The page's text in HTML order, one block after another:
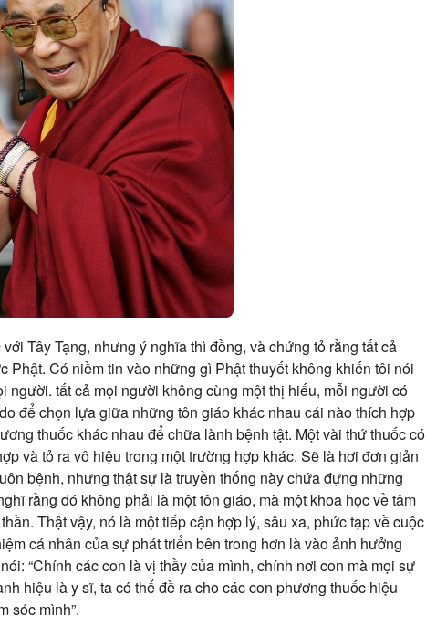
Tây Tạng, nhưng ý nghĩa thì đồng, và chứng tỏ rằng tất cả
Phật. Có niềm tin vào những gì Phật thuyết không khiến tôi nói
người. tất cả mọi người không cùng một thị hiếu, mỗi người có
để chọn lựa giữa những tôn giáo khác nhau cái nào thích hợp
thuốc khác nhau để chữa lành bệnh tật. Một vài thứ thuốc có
và tỏ ra vô hiệu trong một trường hợp khác. Sẽ là hơi đơn giản
bệnh, nhưng thật sự là truyền thống này chứa đựng những
rằng đó không phải là một tôn giáo, mà một khoa học về tâm
Thật vậy, nó là một tiếp cận hợp lý, sâu xa, phức tạp về cuộc
cá nhân của sự phát triển bên trong hơn là vào ảnh hưởng
“Chính các con là vị thầy của mình, chính nơi con mà mọi sự
hiệu là y sĩ, ta có thể đề ra cho các con phương thuốc hiệu
sóc mình”.